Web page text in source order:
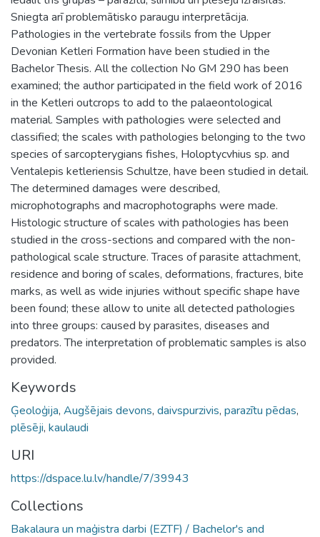
Sniegta arī problemātisko paraugu interpretācija.
Pathologies in the vertebrate fossils from the Upper
Devonian Ketleri Formation have been studied in the
Bachelor Thesis. All the collection No GM 290 has been
examined; the author participated in the field work of 2016
in the Ketleri outcrops to add to the palaeontological
material. Samples with pathologies were selected and
classified; the scales with pathologies belonging to the two
species of sarcopterygians fishes, Holoptycvhius sp. and
Ventalepis ketleriensis Schultze, have been studied in detail.
The determined damages were described,
microphotographs and macrophotographs were made.
Histologic structure of scales with pathologies has been
studied in the cross-sections and compared with the non-
pathological scale structure. Traces of parasite attachment,
residence and boring of scales, deformations, fractures, bite
marks, as well as wide injuries without specific shape have
been found; these allow to unite all detected pathologies
into three groups: caused by parasites, diseases and
predators. The interpretation of problematic samples is also
provided.
Keywords
Ģeoloģija, Augšējais devons, daivspurzivis, parazītu pēdas,
plēsēji, kaulaudi
URI
https://dspace.lu.lv/handle/7/39943
Collections
Bakalaura un maģistra darbi (EZTF) / Bachelor's and